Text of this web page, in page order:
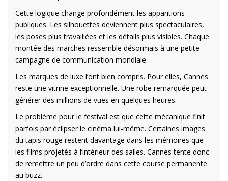
Cette logique change profondément les apparitions
publiques. Les silhouettes deviennent plus spectaculaires,
les poses plus travaillées et les détails plus visibles. Chaque
montée des marches ressemble désormais à une petite
campagne de communication mondiale.
Les marques de luxe l’ont bien compris. Pour elles, Cannes
reste une vitrine exceptionnelle. Une robe remarquée peut
générer des millions de vues en quelques heures.
Le problème pour le festival est que cette mécanique finit
parfois par éclipser le cinéma lui-même. Certaines images
du tapis rouge restent davantage dans les mémoires que
les films projetés à l’intérieur des salles. Cannes tente donc
de remettre un peu d’ordre dans cette course permanente
au buzz.